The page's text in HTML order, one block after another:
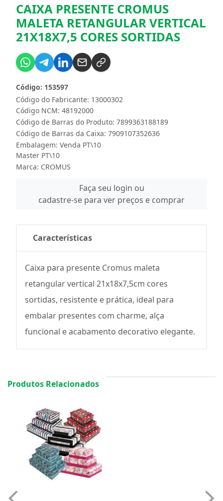
CAIXA PRESENTE CROMUS
MALETA RETANGULAR VERTICAL
21X18X7,5 CORES SORTIDAS
Código do Fabricante: 13000302
Código: 153597
Código NCM: 48192000
Código de Barras do Produto: 7899363188189
Código de Barras da Caixa: 7909107352636
Embalagem: Venda PT\10
Master PT\10
Marca: CROMUS
Faça seu login ou
cadastre-se para ver preços e comprar
Características
Caixa para presente Cromus maleta
retangular vertical 21x18x7,5cm cores
sortidas, resistente e prática, ideal para
embalar presentes com charme, alça
funcional e acabamento decorativo elegante.
Produtos Relacionados